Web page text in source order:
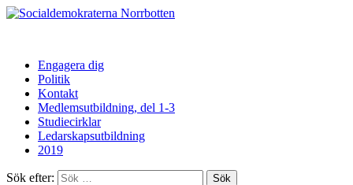
Norrbotten
Engagera dig
Politik
Kontakt
Medlemsutbildning, del 1-3
Studiecirklar
Ledarskapsutbildning
2019
Sök efter: